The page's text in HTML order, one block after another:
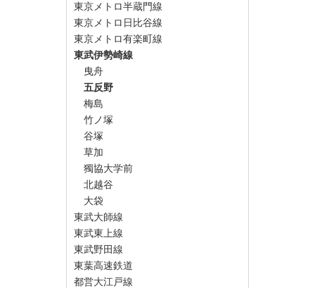
東京メトロ半蔵門線
東京メトロ日比谷線
東京メトロ有楽町線
東武伊勢崎線
曳舟
五反野
梅島
竹ノ塚
谷塚
草加
獨協大学前
北越谷
大袋
東武大師線
東武東上線
東武野田線
東葉高速鉄道
都営大江戸線